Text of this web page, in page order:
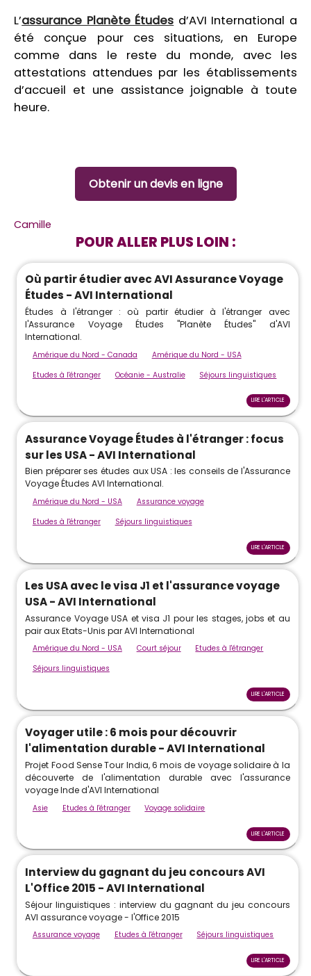
L’assurance Planète Études d’AVI International a
été conçue pour ces situations, en Europe
comme dans le reste du monde, avec les
attestations attendues par les établissements
d’accueil et une assistance joignable à toute
heure.
Obtenir un devis en ligne
Camille
POUR ALLER PLUS LOIN :
Où partir étudier avec AVI Assurance Voyage
Études - AVI International
Études à l'étranger : où partir étudier à l'étranger avec
l'Assurance Voyage Études "Planète Études" d'AVI
International.
Amérique du Nord - Canada
Amérique du Nord - USA
Etudes à l'étranger
Océanie - Australie Séjours linguistiques
LIRE L'ARTICLE
Assurance Voyage Études à l'étranger : focus
sur les USA - AVI International
Bien préparer ses études aux USA : les conseils de l'Assurance
Voyage Études AVI International.
Amérique du Nord - USA
Assurance voyage
Etudes à l'étranger
Séjours linguistiques
LIRE L'ARTICLE
Les USA avec le visa J1 et l'assurance voyage
USA - AVI International
Assurance Voyage USA et visa J1 pour les stages, jobs et au
pair aux Etats-Unis par AVI International
Amérique du Nord - USA Court séjour
Etudes à l'étranger
Séjours linguistiques
LIRE L'ARTICLE
Voyager utile : 6 mois pour découvrir
l'alimentation durable - AVI International
Projet Food Sense Tour India, 6 mois de voyage solidaire à la
découverte de l'alimentation durable avec l'assurance
voyage Inde d'AVI International
Asie Etudes à l'étranger Voyage solidaire
LIRE L'ARTICLE
Interview du gagnant du jeu concours AVI
L'Office 2015 - AVI International
Séjour linguistiques : interview du gagnant du jeu concours
AVI assurance voyage - l'Office 2015
Assurance voyage Etudes à l'étranger Séjours linguistiques
LIRE L'ARTICLE